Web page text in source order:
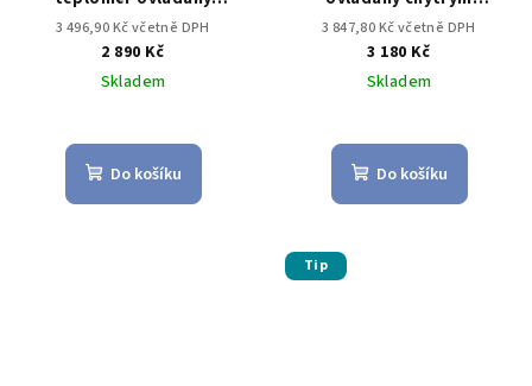
chytrým telefonem
3 496,90 Kč včetně DPH
2 890 Kč
Skladem
Do košíku
telefonem
3 847,80 Kč včetně DPH
3 180 Kč
Skladem
Do košíku
Tip